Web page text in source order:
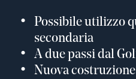
Possibile utilizzo
secondaria
A due passi dal
Nuova